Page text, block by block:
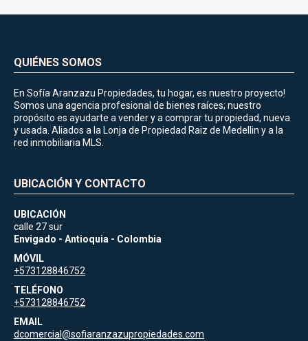
QUIÉNES SOMOS
En Sofía Aranzazu Propiedades, tu hogar, es nuestro proyecto!
Somos una agencia profesional de bienes raíces; nuestro
propósito es ayudarte a vender y a comprar tu propiedad, nueva
y usada. Aliados a la Lonja de Propiedad Raiz de Medellin y a la
red inmobiliaria MLS.
UBICACIÓN Y CONTACTO
UBICACIÓN
calle 27 sur
Envigado - Antioquia - Colombia
MÓVIL
+573128846752
TELÉFONO
+573128846752
EMAIL
dcomercial@sofiaranzazupropiedades.com